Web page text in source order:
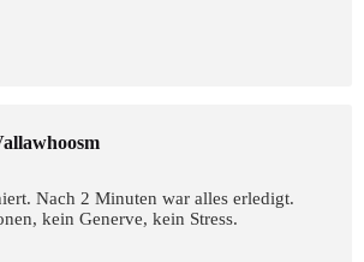
Nach 2 Minuten war alles erledigt.
kein Generve, kein Stress.